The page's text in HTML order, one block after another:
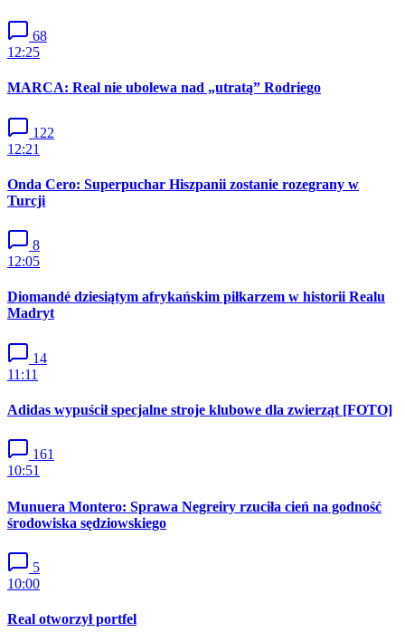
68
12:25
MARCA: Real nie ubolewa nad „utratą” Rodriego
122
12:21
Onda Cero: Superpuchar Hiszpanii zostanie rozegrany w
Turcji
8
12:05
Diomandé dziesiątym afrykańskim piłkarzem w historii Realu
Madryt
14
11:11
Adidas wypuścił specjalne stroje klubowe dla zwierząt [FOTO]
161
10:51
Munuera Montero: Sprawa Negreiry rzuciła cień na godność
środowiska sędziowskiego
5
10:00
Real otworzył portfel